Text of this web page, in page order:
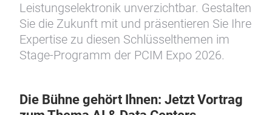
Leistungselektronik unverzichtbar. Gestalten
Sie die Zukunft mit und präsentieren Sie Ihre
Expertise zu diesen Schlüsselthemen im
Stage-Programm der PCIM Expo 2026.
Die Bühne gehört Ihnen: Jetzt Vortrag